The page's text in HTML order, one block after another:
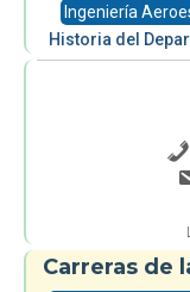
Ingeniería
Historia del
Carreras de